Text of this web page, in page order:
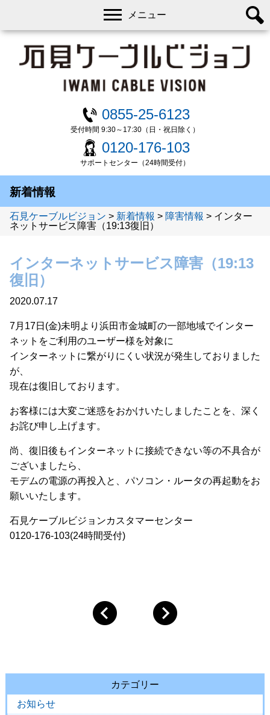
0855-25-6123
受付時間 9:30～17:30（日・祝日除く）
0120-176-103
サポートセンター（24時間受付）
メニュー
新着情報
石見ケーブルビジョン > 新着情報 > 障害情報 > インター
ネットサービス障害（19:13復旧）
インターネットサービス障害（19:13
復旧）
2020.07.17
7月17日(金)未明より浜田市金城町の一部地域でインター
ネットをご利用のユーザー様を対象に
インターネットに繋がりにくい状況が発生しておりました
が、
現在は復旧しております。
お客様には大変ご迷惑をおかけいたしましたことを、深く
お詫び申し上げます。
尚、復旧後もインターネットに接続できない等の不具合が
ございましたら、
モデムの電源の再投入と、パソコン・ルータの再起動をお
願いいたします。
石見ケーブルビジョンカスタマーセンター
0120-176-103(24時間受付)
カテゴリー
お知らせ